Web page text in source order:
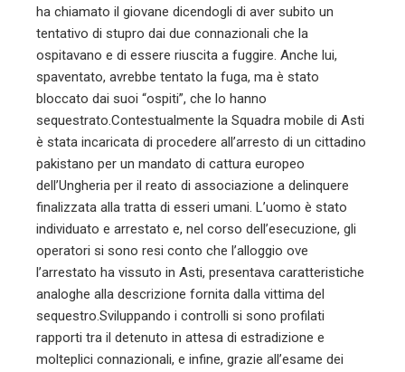
ha chiamato il giovane dicendogli di aver subito un
tentativo di stupro dai due connazionali che la
ospitavano e di essere riuscita a fuggire. Anche lui,
spaventato, avrebbe tentato la fuga, ma è stato
bloccato dai suoi “ospiti”, che lo hanno
sequestrato.Contestualmente la Squadra mobile di Asti
è stata incaricata di procedere all’arresto di un cittadino
pakistano per un mandato di cattura europeo
dell’Ungheria per il reato di associazione a delinquere
finalizzata alla tratta di esseri umani. L’uomo è stato
individuato e arrestato e, nel corso dell’esecuzione, gli
operatori si sono resi conto che l’alloggio ove
l’arrestato ha vissuto in Asti, presentava caratteristiche
analoghe alla descrizione fornita dalla vittima del
sequestro.Sviluppando i controlli si sono profilati
rapporti tra il detenuto in attesa di estradizione e
molteplici connazionali, e infine, grazie all’esame dei